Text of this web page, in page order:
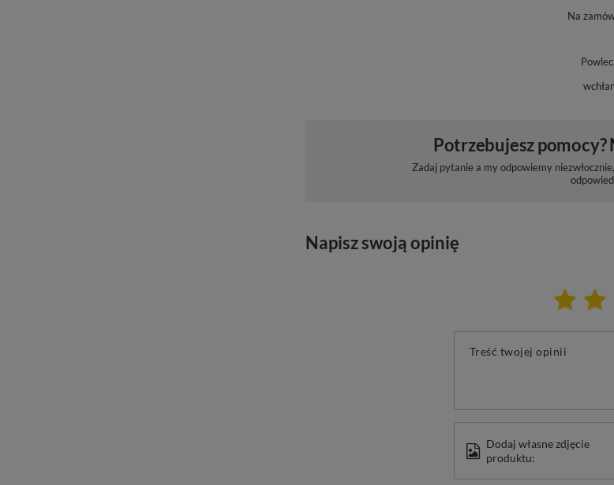
Na
Potrzebujesz pomocy?
Zadaj pytanie a my odpowiemy
Napisz swoją opinię
Treść twojej opinii
Dodaj własne zdjęcie
produktu: